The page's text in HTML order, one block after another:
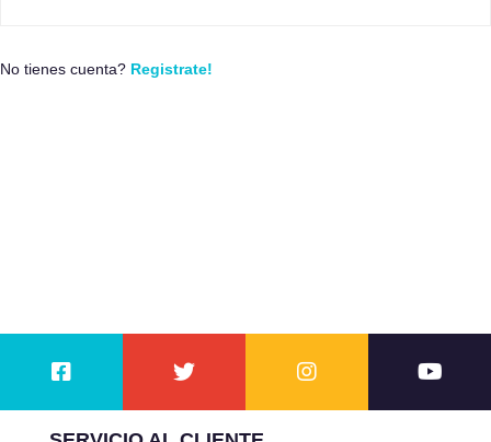
No tienes cuenta? Registrate!